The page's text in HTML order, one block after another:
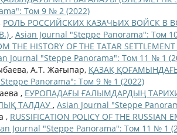
Том 9 № 2 (2022)
РОЛЬ РОССИЙСКИХ КАЗАЧЬИХ ВОЙСК В
, Asian Journal "Steppe Panorama": Том
THE HISTORY OF THE TATAR
Journal "Steppe Panorama": Том 11 № 1
А.Т. Жағыпар, ҚАЗАҚ
Panorama": Том 9 № 1 (2022)
, ЕУРОПАДАҒЫ ҒАЛЫМДАРДЫҢ
ТАЛДАУ , Asian Journal "Steppe
, RUSSIFICATION POLICY OF THE RUSSIAN
Journal "Steppe Panorama": Том 11 № 1